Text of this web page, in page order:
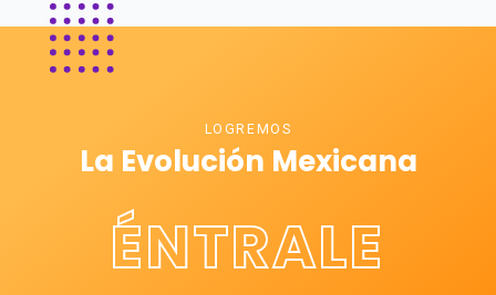
LOGREMOS
La Evolución Mexicana
ÉNTRALE